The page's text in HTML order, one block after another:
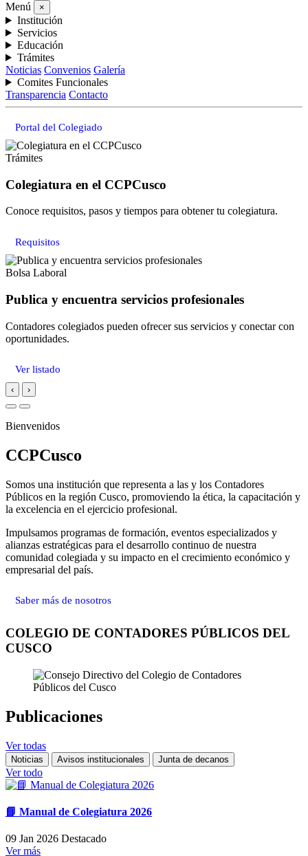
Menú ×
Institución
Servicios
Educación
Trámites
Noticias Convenios Galería
Comites Funcionales
Transparencia Contacto
Portal del Colegiado
Trámites
Colegiatura en el CCPCusco
Conoce requisitos, pasos y tiempos para obtener tu colegiatura.
Requisitos
Bolsa Laboral
Publica y encuentra servicios profesionales
Contadores colegiados pueden ofrecer sus servicios y conectar con
oportunidades.
Ver listado
‹ ›
Bienvenidos
CCPCusco
Somos una institución que representa a las y los Contadores
Públicos en la región Cusco, promoviendo la ética, la capacitación y
la excelencia en el ejercicio profesional.
Impulsamos programas de formación, eventos especializados y
alianzas estratégicas para el desarrollo continuo de nuestra
comunidad colegiada y su impacto en el crecimiento económico y
empresarial del país.
Saber más de nosotros
COLEGIO DE CONTADORES PÚBLICOS DEL
CUSCO
Publicaciones
Ver todas
Noticias Avisos institucionales Junta de decanos
Ver todo
📘 Manual de Colegiatura 2026
09 Jan 2026 Destacado
Ver más